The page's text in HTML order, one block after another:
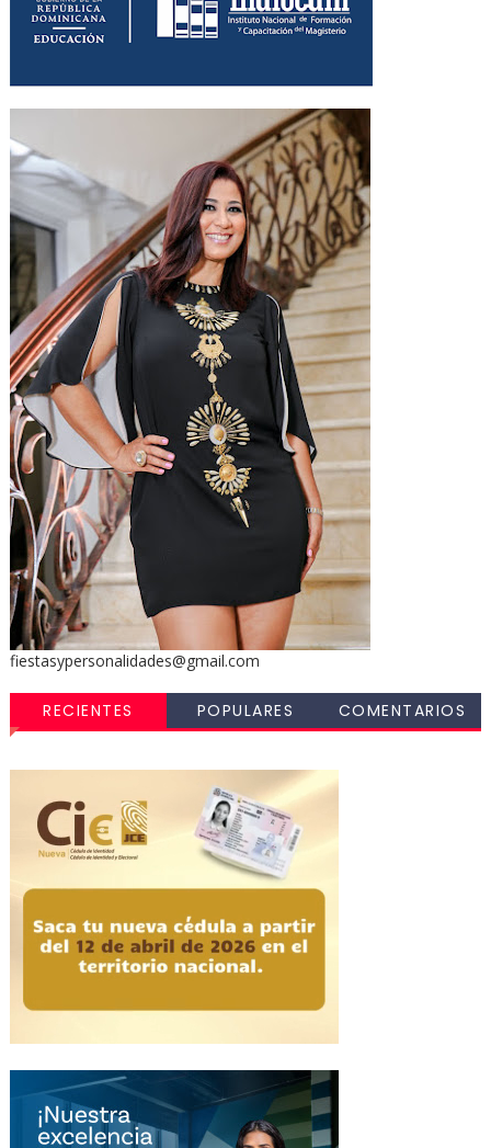
fiestasypersonalidades@gmail.com
RECIENTES POPULARES COMENTARIOS